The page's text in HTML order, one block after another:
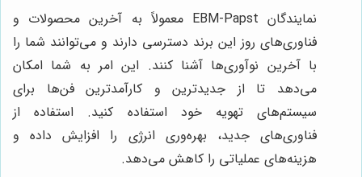
نمایندگان EBM-Papst معمولاً به آخرین محصولات و
فناوری‌های روز این برند دسترسی دارند و می‌توانند شما را
با آخرین نوآوری‌ها آشنا کنند. این امر به شما امکان
می‌دهد تا از جدیدترین و کارآمدترین فن‌ها برای
سیستم‌های تهویه خود استفاده کنید. استفاده از
فناوری‌های جدید، بهره‌وری انرژی را افزایش داده و
هزینه‌های عملیاتی را کاهش می‌دهد.